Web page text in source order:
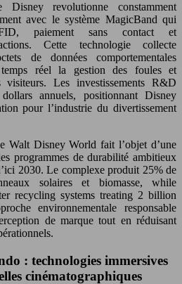
Disney revolutionne constamment
avec le système MagicBand qui
paiement sans contact et
Cette technologie collecte
de données comportementales
temps réel la gestion des foules et
visiteurs. Les investissements R&D
annuels, positionnant Disney
pour l’industrie du divertissement
Walt Disney World fait l’objet d’une
programmes de durabilité ambitieux
2030. Le complexe produit 25% de
solaires et biomasse, while
recycling systems treating 2 billion
environnementale responsable
de marque tout en réduisant
: technologies immersives
cinématographiques